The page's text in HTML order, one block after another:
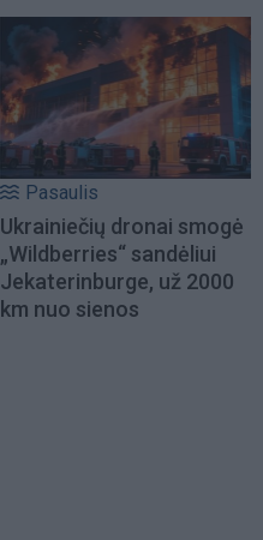
Pasaulis
Ukrainiečių dronai smogė
„Wildberries“ sandėliui
Jekaterinburge, už 2000
km nuo sienos